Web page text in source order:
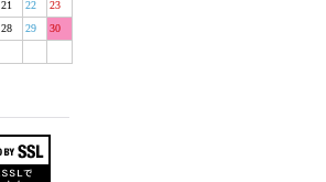
21 22
23
28 29
30